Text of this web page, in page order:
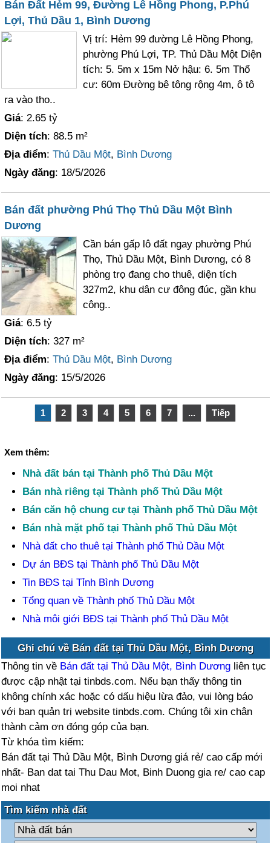
Bán Đất Hẻm 99, Đường Lê Hồng Phong, P.Phú
Lợi, Thủ Dầu 1, Bình Dương
Vị trí: Hẻm 99 đường Lê Hồng Phong,
phường Phú Lợi, TP. Thủ Dầu Một Diện
tích: 5. 5m x 15m Nở hậu: 6. 5m Thổ
cư: 60m Đường bê tông rộng 4m, ô tô
ra vào tho..
Giá: 2.65 tỷ
Diện tích: 88.5 m²
Địa điểm:Thủ Dầu Một, Bình Dương
Ngày đăng: 18/5/2026
Bán đất phường Phú Thọ Thủ Dầu Một Bình
Dương
Cần bán gấp lô đất ngay phường Phú
Thọ, Thủ Dầu Một, Bình Dương, có 8
phòng trọ đang cho thuê, diện tích
327m2, khu dân cư đông đúc, gần khu
công..
Giá: 6.5 tỷ
Diện tích: 327 m²
Địa điểm:Thủ Dầu Một, Bình Dương
Ngày đăng: 15/5/2026
1 2 3 4 5 6 7 ... Tiếp
Xem thêm:
Nhà đất bán tại Thành phố Thủ Dầu Một
Bán nhà riêng tại Thành phố Thủ Dầu Một
Bán căn hộ chung cư tại Thành phố Thủ Dầu Một
Bán nhà mặt phố tại Thành phố Thủ Dầu Một
Nhà đất cho thuê tại Thành phố Thủ Dầu Một
Dự án BĐS tại Thành phố Thủ Dầu Một
Tin BĐS tại Tỉnh Bình Dương
Tổng quan về Thành phố Thủ Dầu Một
Nhà môi giới BĐS tại Thành phố Thủ Dầu Một
Ghi chú về Bán đất tại Thủ Dầu Một, Bình Dương
Thông tin về Bán đất tại Thủ Dầu Một, Bình Dương liên tục
được cập nhật tại tinbds.com. Nếu bạn thấy thông tin
không chính xác hoặc có dấu hiệu lừa đảo, vui lòng báo
với ban quản trị website tinbds.com. Chúng tôi xin chân
thành cảm ơn đóng góp của bạn.
Từ khóa tìm kiếm:
Bán đất tại Thủ Dầu Một, Bình Dương giá rẻ/ cao cấp mới
nhất- Ban dat tai Thu Dau Mot, Binh Duong gia re/ cao cap
moi nhat
Tìm kiếm nhà đất